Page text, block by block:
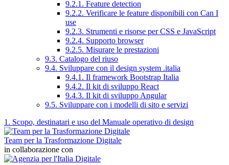
9.2.1. Feature detection
9.2.2. Verificare le feature disponibili con Can I
use
9.2.3. Strumenti e risorse per CSS e JavaScript
9.2.4. Supporto browser
9.2.5. Misurare le prestazioni
9.3. Catalogo del riuso
9.4. Sviluppare con il design system .italia
9.4.1. Il framework Bootstrap Italia
9.4.2. Il kit di sviluppo React
9.4.3. Il kit di sviluppo Angular
9.5. Sviluppare con i modelli di sito e servizi
1. Scopo, destinatari e uso del Manuale operativo di design
Team per la Trasformazione Digitale
in collaborazione con